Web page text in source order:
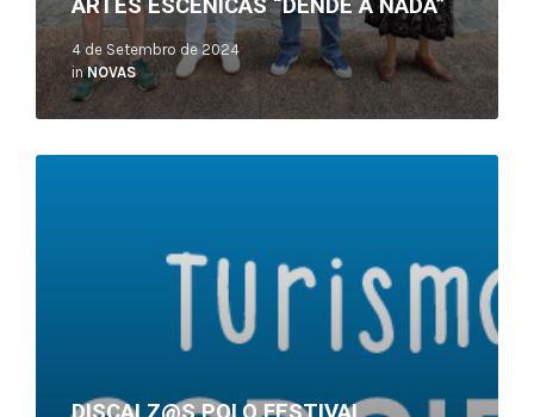
ARTES ESCÉNICAS “DENDE A NADA”
4 de Setembro de 2024
inNOVAS
Read